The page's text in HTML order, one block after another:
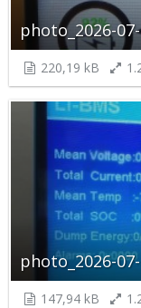
photo_2026-
220,19 kB
photo_2026-
147,94 kB